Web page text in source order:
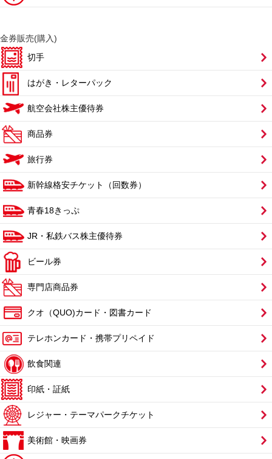
金券販売(購入)
切手
はがき・レターパック
航空会社株主優待券
商品券
旅行券
新幹線格安チケット（回数券）
青春18きっぷ
JR・私鉄バス株主優待券
ビール券
専門店商品券
クオ（QUO)カード・図書カード
テレホンカード・携帯プリペイド
飲食関連
印紙・証紙
レジャー・テーマパークチケット
美術館・映画券